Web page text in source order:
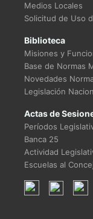
Medios Locales
Solicitud de Uso
Biblioteca
Misiones y
Base de Normas
Novedades
Legislación
Actas de
Períodos
Banca 25
Actividad
Escuelas al